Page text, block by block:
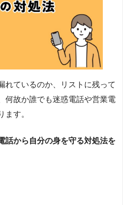
れているのか、リストに残って
何故か誰でも迷惑電話や営業電
ます。
話から自分の身を守る対処法を